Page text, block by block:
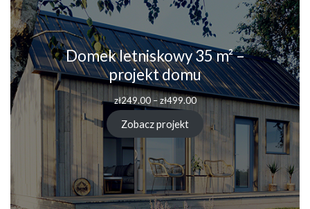
Domek letniskowy 35 m² –
projekt domu
zł249.00 – zł499.00Zakres
zł249.00
zł499.00
Zobacz projekt